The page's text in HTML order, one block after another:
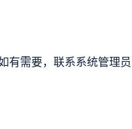
有需要，联系系统管理